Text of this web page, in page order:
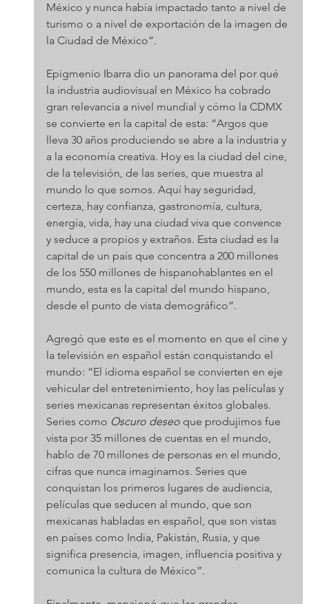
México y nunca había impactado tanto a nivel de
turismo o a nivel de exportación de la imagen de
la Ciudad de México”.
Epigmenio Ibarra dio un panorama del por qué
la industria audiovisual en México ha cobrado
gran relevancia a nivel mundial y cómo la CDMX
se convierte en la capital de esta: “Argos que
lleva 30 años produciendo se abre a la industria y
a la economía creativa. Hoy es la ciudad del cine,
de la televisión, de las series, que muestra al
mundo lo que somos. Aquí hay seguridad,
certeza, hay confianza, gastronomía, cultura,
energía, vida, hay una ciudad viva que convence
y seduce a propios y extraños. Esta ciudad es la
capital de un país que concentra a 200 millones
de los 550 millones de hispanohablantes en el
mundo, esta es la capital del mundo hispano,
desde el punto de vista demográfico”.
Agregó que este es el momento en que el cine y
la televisión en español están conquistando el
mundo: “El idioma español se convierten en eje
vehicular del entretenimiento, hoy las películas y
series mexicanas representan éxitos globales.
Series como Oscuro deseo que produjimos fue
vista por 35 millones de cuentas en el mundo,
hablo de 70 millones de personas en el mundo,
cifras que nunca imaginamos. Series que
conquistan los primeros lugares de audiencia,
películas que seducen al mundo, que son
mexicanas habladas en español, que son vistas
en países como India, Pakistán, Rusia, y que
significa presencia, imagen, influencia positiva y
comunica la cultura de México”.